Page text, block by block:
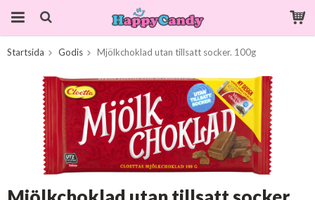
Startsida Godis Mjölkchoklad utan tillsatt socker. 100g